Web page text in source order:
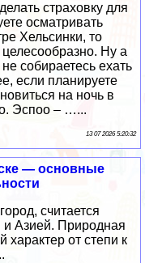
страховку для
осматривать
Хельсинки, то
Ну а
собираетесь ехать
если планируете
на ночь в
Эспоо – …...
13 07 2026 5:20:32
— основные
считается
Азией. Природная
характер от степи к